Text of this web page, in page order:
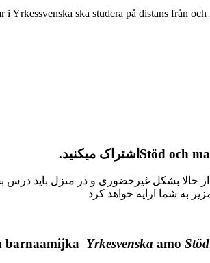
i Yrkessvenska ska studera på distans från
Stöd och اشتراک میکنید.
بشکل غیرحضوری و در منزل باید درس
barnaamijka Yrkesvenska amo